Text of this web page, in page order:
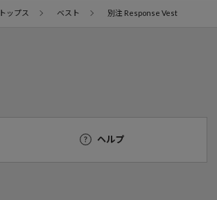
トップス ベスト 別注 Response Vest
ヘルプ